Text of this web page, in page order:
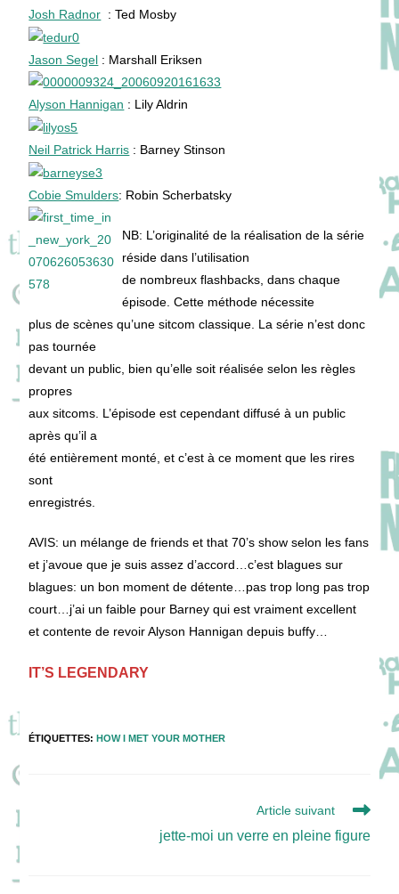
Josh Radnor : Ted Mosby
Jason Segel : Marshall Eriksen
Alyson Hannigan : Lily Aldrin
Neil Patrick Harris : Barney Stinson
Cobie Smulders: Robin Scherbatsky
NB: L’originalité de la réalisation de la série
réside dans l’utilisation
de nombreux flashbacks, dans chaque
épisode. Cette méthode nécessite
plus de scènes qu’une sitcom classique. La série n’est donc
pas tournée
devant un public, bien qu’elle soit réalisée selon les règles
propres
aux sitcoms. L’épisode est cependant diffusé à un public
après qu’il a
été entièrement monté, et c’est à ce moment que les rires
sont
enregistrés.
AVIS: un mélange de friends et that 70’s show selon les fans
et j’avoue que je suis assez d’accord…c’est blagues sur
blagues: un bon moment de détente…pas trop long pas trop
court…j’ai un faible pour Barney qui est vraiment excellent
et contente de revoir Alyson Hannigan depuis buffy…
IT’S LEGENDARY
ÉTIQUETTES:HOW I MET YOUR MOTHER
Article suivant
jette-moi un verre en pleine figure